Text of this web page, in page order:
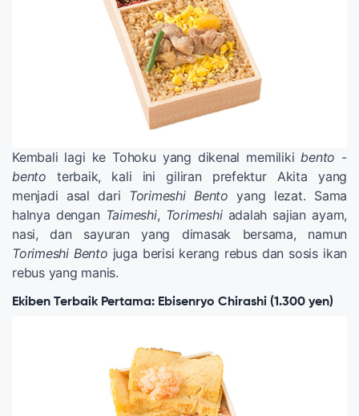
Kembali lagi ke Tohoku yang dikenal memiliki bento -
bento terbaik, kali ini giliran prefektur Akita yang
menjadi asal dari
Torimeshi Bento yang lezat. Sama
halnya dengan Taimeshi, Torimeshiadalah sajian ayam,
nasi, dan sayuran yang dimasak bersama, namun
Torimeshi Bento juga berisi kerang rebus dan sosis ikan
rebus yang manis.
Ekiben Terbaik Pertama: Ebisenryo Chirashi (1.300 yen)